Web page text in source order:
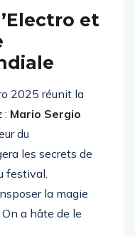
et
2025 réunit la
:Mario Sergio
du
les secrets de
festival.
la magie
a hâte de le